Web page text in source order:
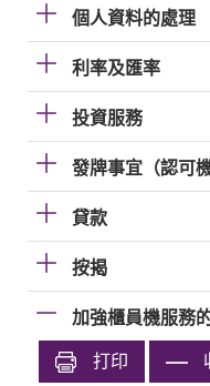
個人資料的處理
利率及匯率
投資服務
發牌事宜（認可
貸款
按揭
加強櫃員機服務
打印